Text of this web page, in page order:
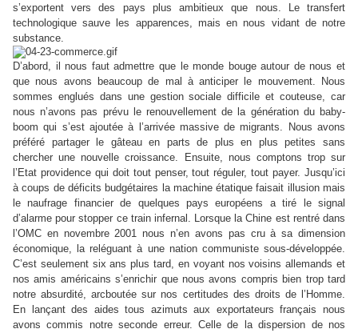
s’exportent vers des pays plus ambitieux que nous. Le transfert
technologique sauve les apparences, mais en nous vidant de notre
substance.
D’abord, il nous faut admettre que le monde bouge autour de nous et
que nous avons beaucoup de mal à anticiper le mouvement. Nous
sommes englués dans une gestion sociale difficile et couteuse, car
nous n’avons pas prévu le renouvellement de la génération du baby-
boom qui s’est ajoutée à l’arrivée massive de migrants. Nous avons
préféré partager le gâteau en parts de plus en plus petites sans
chercher une nouvelle croissance. Ensuite, nous comptons trop sur
l’Etat providence qui doit tout penser, tout réguler, tout payer. Jusqu’ici
à coups de déficits budgétaires la machine étatique faisait illusion mais
le naufrage financier de quelques pays européens a tiré le signal
d’alarme pour stopper ce train infernal. Lorsque la Chine est rentré dans
l’OMC en novembre 2001 nous n’en avons pas cru à sa dimension
économique, la reléguant à une nation communiste sous-développée.
C’est seulement six ans plus tard, en voyant nos voisins allemands et
nos amis américains s’enrichir que nous avons compris bien trop tard
notre absurdité, arcboutée sur nos certitudes des droits de l’Homme.
En lançant des aides tous azimuts aux exportateurs français nous
avons commis notre seconde erreur. Celle de la dispersion de nos